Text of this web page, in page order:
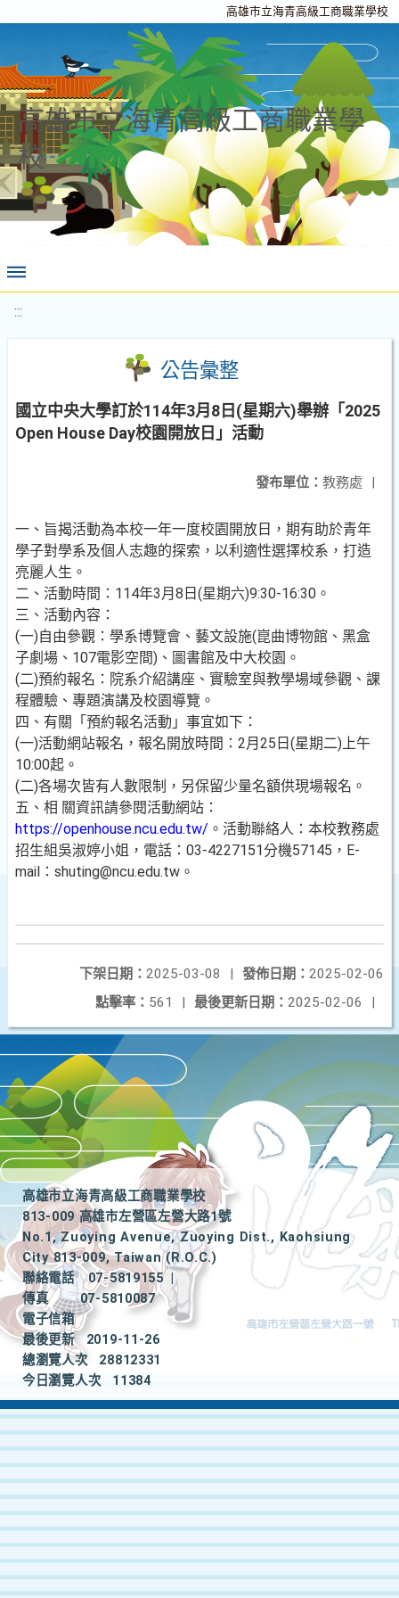
高雄市立海青高級工商職業學校
高雄市立海青高級工商職業學
校
:::
公告彙整
國立中央大學訂於114年3月8日(星期六)舉辦「2025
Open House Day校園開放日」活動
發布單位： 教務處 |
一、旨揭活動為本校一年一度校園開放日，期有助於青年
學子對學系及個人志趣的探索，以利適性選擇校系，打造
亮麗人生。
二、活動時間：114年3月8日(星期六)9:30-16:30。
三、活動內容：
(一)自由參觀：學系博覽會、藝文設施(崑曲博物館、黑盒
子劇場、107電影空間)、圖書館及中大校園。
(二)預約報名：院系介紹講座、實驗室與教學場域參觀、課
程體驗、專題演講及校園導覽。
四、有關「預約報名活動」事宜如下：
(一)活動網站報名，報名開放時間：2月25日(星期二)上午
10:00起。
(二)各場次皆有人數限制，另保留少量名額供現場報名。
五、相 關資訊請參閱活動網站：
https://openhouse.ncu.edu.tw/ 。活動聯絡人：本校教務處
招生組吳淑婷小姐，電話：03-4227151分機57145，E-
mail：shuting@ncu.edu.tw。
發佈日期： 2025-02-06
下架日期： 2025-03-08
|
最後更新日期： 2025-02-06 |
點擊率： 561 |
高雄市立海青高級工商職業學校
813-009 高雄市左營區左營大路1號
No.1, Zuoying Avenue, Zuoying Dist., Kaohsiung
City 813-009, Taiwan (R.O.C.)
聯絡電話
07-5819155
|
傳真
07-5810087
電子信箱
最後更新
2019-11-26
總瀏覽人次
28812331
今日瀏覽人次
11384